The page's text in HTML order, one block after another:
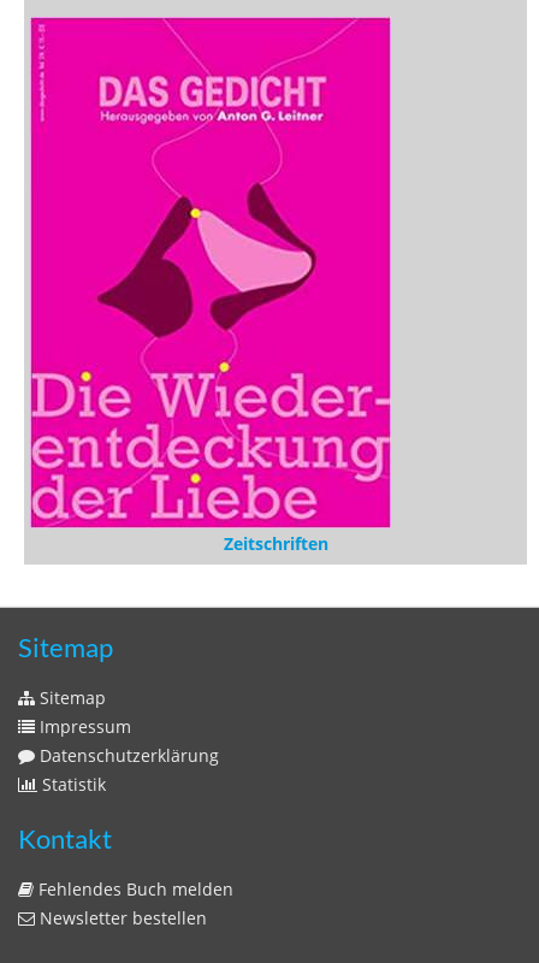
Zeitschriften
Sitemap
Sitemap
Impressum
Datenschutzerklärung
Statistik
Kontakt
Fehlendes Buch melden
Newsletter bestellen